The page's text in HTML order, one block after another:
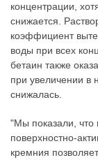
концентрации,
снижается.
коэффициент
воды при всех
бетаин также
при увеличении в
снижалась.
"Мы показали,
поверхностно-
кремния